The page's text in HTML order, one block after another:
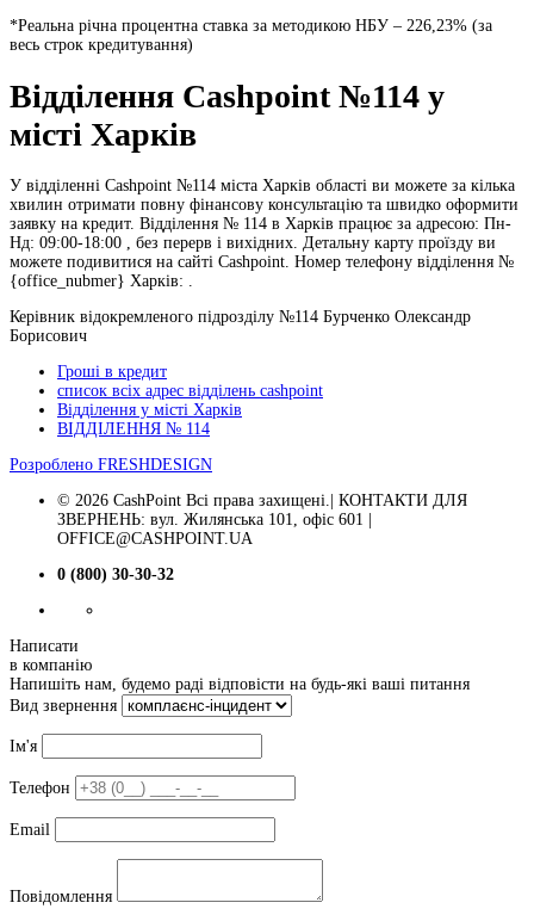
*Реальна річна процентна ставка за методикою НБУ – 226,23% (за
весь строк кредитування)
Відділення Cashpoint №114 у
місті Харків
У відділенні Cashpoint №114 міста Харків області ви можете за кілька
хвилин отримати повну фінансову консультацію та швидко оформити
заявку на кредит. Відділення № 114 в Харків працює за адресою: Пн-
Нд: 09:00-18:00 , без перерв і вихідних. Детальну карту проїзду ви
можете подивитися на сайті Cashpoint. Номер телефону відділення №
{office_nubmer} Харків: .
Керівник відокремленого підрозділу №114 Бурченко Олександр
Борисович
Гроші в кредит
список всіх адрес відділень cashpoint
Відділення у місті Харків
ВІДДІЛЕННЯ № 114
Розроблено FRESHDESIGN
© 2026 CashPoint Всі права захищені.| КОНТАКТИ ДЛЯ
ЗВЕРНЕНЬ: вул. Жилянська 101, офіс 601 |
OFFICE@CASHPOINT.UA
0 (800) 30-30-32
Написати
в компанію
Напишіть нам, будемо раді відповісти на будь-які ваші питання
Вид звернення
Ім'я
Телефон
Email
Повідомлення